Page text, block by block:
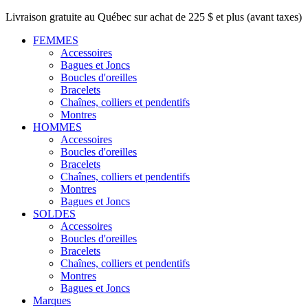
Livraison gratuite au Québec sur achat de 225 $ et plus (avant taxes)
FEMMES
Accessoires
Bagues et Joncs
Boucles d'oreilles
Bracelets
Chaînes, colliers et pendentifs
Montres
HOMMES
Accessoires
Boucles d'oreilles
Bracelets
Chaînes, colliers et pendentifs
Montres
Bagues et Joncs
SOLDES
Accessoires
Boucles d'oreilles
Bracelets
Chaînes, colliers et pendentifs
Montres
Bagues et Joncs
Marques